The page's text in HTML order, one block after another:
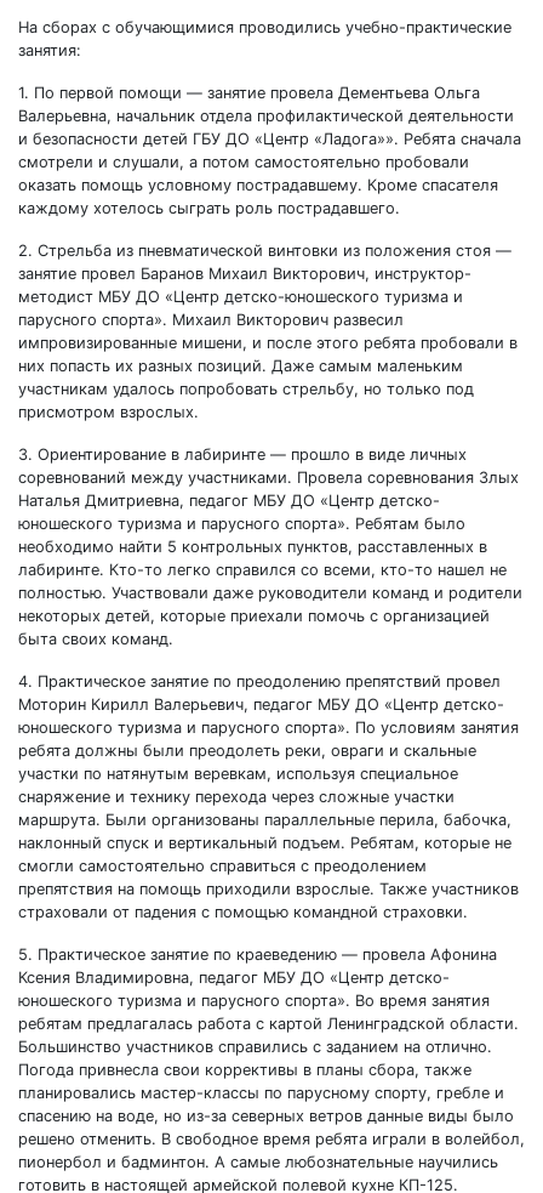
На сборах с обучающимися проводились учебно-практические
занятия:
1. По первой помощи — занятие провела Дементьева Ольга
Валерьевна, начальник отдела профилактической деятельности
и безопасности детей ГБУ ДО «Центр «Ладога»». Ребята сначала
смотрели и слушали, а потом самостоятельно пробовали
оказать помощь условному пострадавшему. Кроме спасателя
каждому хотелось сыграть роль пострадавшего.
2. Стрельба из пневматической винтовки из положения стоя —
занятие провел Баранов Михаил Викторович, инструктор-
методист МБУ ДО «Центр детско-юношеского туризма и
парусного спорта». Михаил Викторович развесил
импровизированные мишени, и после этого ребята пробовали в
них попасть их разных позиций. Даже самым маленьким
участникам удалось попробовать стрельбу, но только под
присмотром взрослых.
3. Ориентирование в лабиринте — прошло в виде личных
соревнований между участниками. Провела соревнования Злых
Наталья Дмитриевна, педагог МБУ ДО «Центр детско-
юношеского туризма и парусного спорта». Ребятам было
необходимо найти 5 контрольных пунктов, расставленных в
лабиринте. Кто-то легко справился со всеми, кто-то нашел не
полностью. Участвовали даже руководители команд и родители
некоторых детей, которые приехали помочь с организацией
быта своих команд.
4. Практическое занятие по преодолению препятствий провел
Моторин Кирилл Валерьевич, педагог МБУ ДО «Центр детско-
юношеского туризма и парусного спорта». По условиям занятия
ребята должны были преодолеть реки, овраги и скальные
участки по натянутым веревкам, используя специальное
снаряжение и технику перехода через сложные участки
маршрута. Были организованы параллельные перила, бабочка,
наклонный спуск и вертикальный подъем. Ребятам, которые не
смогли самостоятельно справиться с преодолением
препятствия на помощь приходили взрослые. Также участников
страховали от падения с помощью командной страховки.
5. Практическое занятие по краеведению — провела Афонина
Ксения Владимировна, педагог МБУ ДО «Центр детско-
юношеского туризма и парусного спорта». Во время занятия
ребятам предлагалась работа с картой Ленинградской области.
Большинство участников справились с заданием на отлично.
Погода привнесла свои коррективы в планы сбора, также
планировались мастер-классы по парусному спорту, гребле и
спасению на воде, но из-за северных ветров данные виды было
решено отменить. В свободное время ребята играли в волейбол,
пионербол и бадминтон. А самые любознательные научились
готовить в настоящей армейской полевой кухне КП-125.